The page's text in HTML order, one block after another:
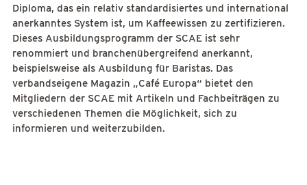
Diploma, das ein relativ standardisiertes und international
anerkanntes System ist, um Kaffeewissen zu zertifizieren.
Dieses Ausbildungsprogramm der SCAE ist sehr
renommiert und branchenübergreifend anerkannt,
beispielsweise als Ausbildung für Baristas. Das
verbandseigene Magazin „Café Europa“ bietet den
Mitgliedern der SCAE mit Artikeln und Fachbeiträgen zu
verschiedenen Themen die Möglichkeit, sich zu
informieren und weiterzubilden.